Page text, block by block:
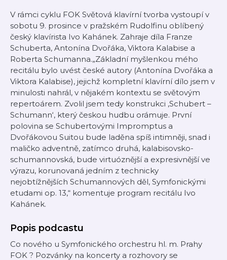
V rámci cyklu FOK Světová klavírní tvorba vystoupí v
sobotu 9. prosince v pražském Rudolfinu oblíbený
český klavírista Ivo Kahánek. Zahraje díla Franze
Schuberta, Antonína Dvořáka, Viktora Kalabise a
Roberta Schumanna.„Základní myšlenkou mého
recitálu bylo uvést české autory (Antonína Dvořáka a
Viktora Kalabise), jejichž kompletní klavírní dílo jsem v
minulosti nahrál, v nějakém kontextu se světovým
repertoárem. Zvolil jsem tedy konstrukci ‚Schubert –
Schumann‘, který českou hudbu orámuje. První
polovina se Schubertovými Impromptus a
Dvořákovou Suitou bude laděna spíš intimněji, snad i
maličko adventně, zatímco druhá, kalabisovsko-
schumannovská, bude virtuóznější a expresivnější ve
výrazu, korunovaná jedním z technicky
nejobtížnějších Schumannových děl, Symfonickými
etudami op. 13,“ komentuje program recitálu Ivo
Kahánek.
Popis podcastu
Co nového u Symfonického orchestru hl. m. Prahy
FOK ? Pozvánky na koncerty a rozhovory se